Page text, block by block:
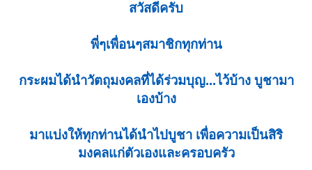
สวัสดีครับ
พี่ๆเพื่อนๆสมาชิกทุกท่าน
กระผมได้นำวัตถุมงคลที่ได้ร่วมบุญ...ไว้บ้าง บูชามา
เองบ้าง
มาแบ่งให้ทุกท่านได้นำไปบูชา เพื่อความเป็นสิริ
มงคลแก่ตัวเองและครอบครัว